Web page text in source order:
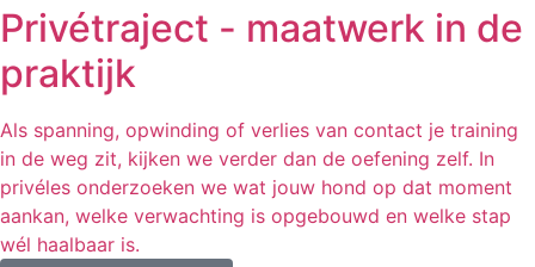
Privétraject - maatwerk in de
praktijk
Als spanning, opwinding of verlies van contact je training
in de weg zit, kijken we verder dan de oefening zelf. In
privéles onderzoeken we wat jouw hond op dat moment
aankan, welke verwachting is opgebouwd en welke stap
wél haalbaar is.